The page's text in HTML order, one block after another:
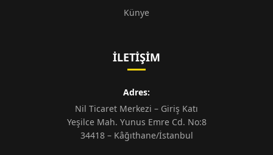
Künye
İLETIŞIM
Adres:
Nil Ticaret Merkezi – Giriş Katı
Yeşilce Mah. Yunus Emre Cd. No:8
34418 – Kâğıthane/İstanbul